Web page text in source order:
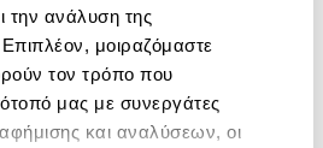
την ανάλυση της
μοιραζόμαστε
τον τρόπο που
μας με συνεργάτες
και αναλύσεων, οι